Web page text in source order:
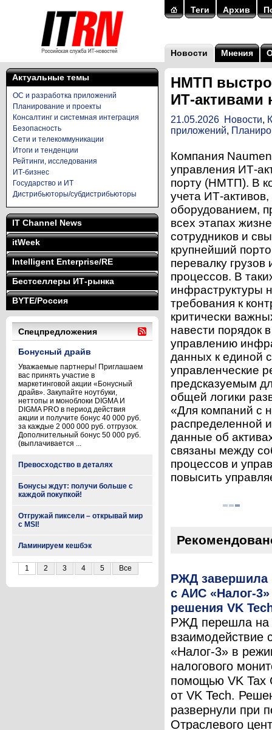
Теги Архив
Новости Мнения
Актуальные темы
ОС и разработка приложений
Планирование и проекты
Консалтинг и системная интеграция
Безопасность
Сети и телекоммуникации
Итоги и тенденции
Рейтинги, исследования
ИТ-бизнес
Государство и ИТ
Дистрибьюторы/субдистрибьюторы
IT Channel News
itWeek
Intelligent Enterprise/RE
Бестселлеры ИТ-рынка
BYTE/Россия
Спецпредложения
Бонусный драйв
Уважаемые партнеры! Приглашаем
вас принять участие в
маркетинговой акции «Бонусный
драйв». Закупайте ноутбуки,
неттопы и моноблоки DIGMA И
DIGMA PRO в период действия
акции и получите бонус 40 000 руб.
за каждые 2 000 000 руб. отгрузок.
Дополнительный бонус 50 000 руб.
(выплачивается ...
Превосходство в деталях
Бонусы ждут: получи больше с
каждой покупкой!
Отгружай пиксели – открывай мир
с MSI!
Ламинируем кешбэк
1 2 3 4 5 Все
НМТП
ИТ-активами
21.05.2026 Новости,
приложений,
Компания
управления ИТ-
порту (НМТП). В
учета ИТ-активов,
оборудованием,
всех этапах
сотрудников и
крупнейший
перевалку
процессов. В
инфраструктуры
требования к
критически
навести порядок
управлению
данных к единой
управленческие
предсказуемым
общей логики
«Для компаний с
распределенной
данные об
связаны между
процессов и
повысить
РЖД завершила
с АИС «Налог-
решения VK
РЖД перешла на
взаимодействие
«Налог-3» в
налогового
помощью VK Tax
от VK Tech.
развернули при
Отраслевого